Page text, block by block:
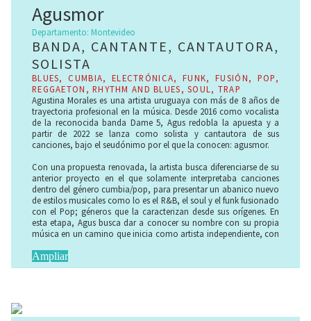
Agusmor
Departamento: Montevideo
BANDA, CANTANTE, CANTAUTORA,
SOLISTA
BLUES, CUMBIA, ELECTRÓNICA, FUNK, FUSIÓN, POP,
REGGAETON, RHYTHM AND BLUES, SOUL, TRAP
Agustina Morales es una artista uruguaya con más de 8 años de
trayectoria profesional en la música. Desde 2016 como vocalista
de la reconocida banda Dame 5, Agus redobla la apuesta y a
partir de 2022 se lanza como solista y cantautora de sus
canciones, bajo el seudónimo por el que la conocen: agusmor.
Con una propuesta renovada, la artista busca diferenciarse de su
anterior proyecto en el que solamente interpretaba canciones
dentro del género cumbia/pop, para presentar un abanico nuevo
de estilos musicales como lo es el R&B, el soul y el funk fusionado
con el Pop; géneros que la caracterizan desde sus orígenes. En
esta etapa, Agus busca dar a conocer su nombre con su propia
música en un camino que inicia como artista independiente, con
reconocimiento más internacional.
Ampliar